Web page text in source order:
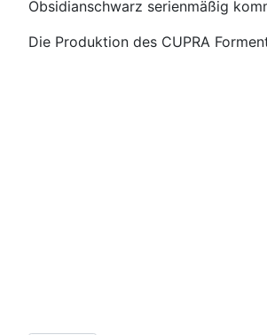
Obsidianschwarz serienmäßig
Die Produktion des CUPRA